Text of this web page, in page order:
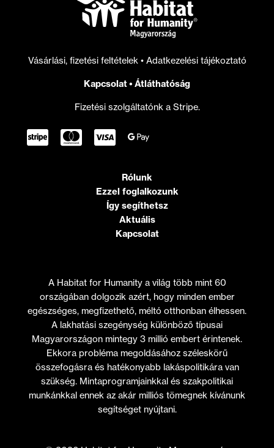
Vásárlási, fizetési feltételek • Adatkezelési tájékoztató
Kapcsolat• Átláthatóság
Fizetési szolgáltatónk a Stripe.
Rólunk
Ezzel foglalkozunk
Így segíthetsz
Aktuális
Kapcsolat
A Habitat for Humanity a világ több mint 60
országában dolgozik azért, hogy minden ember
egészséges, megfizethető, méltó otthonban élhessen.
A lakhatási szegénység különböző típusai
Magyarországon mintegy 3 millió embert érintenek.
Ekkora probléma megoldásához széleskörű
összefogásra és hatékonyabb lakáspolitikára van
szükség. Mintaprogramjainkkal és szakpolitikai
munkánkkal ennek az akár milliós tömegnek kívánunk
segítséget nyújtani.